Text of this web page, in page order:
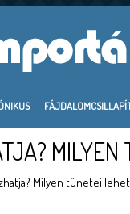
Milyen tünetei